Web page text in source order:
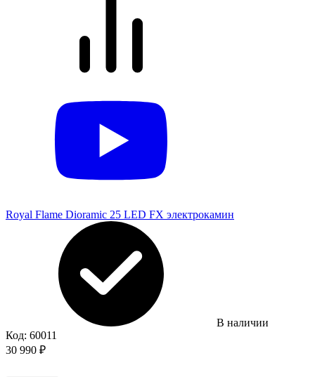
Royal Flame Dioramic 25 LED FX электрокамин
В наличии
Код: 60011
30 990 ₽